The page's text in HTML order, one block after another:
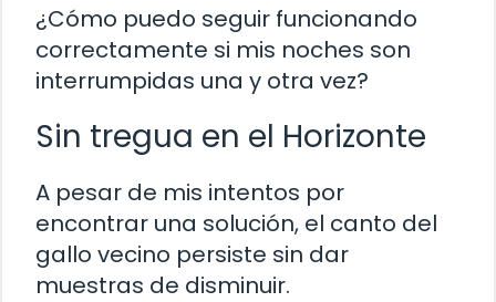
¿Cómo puedo seguir funcionando
correctamente si mis noches son
interrumpidas una y otra vez?
Sin tregua en el Horizonte
A pesar de mis intentos por
encontrar una solución, el canto del
gallo vecino persiste sin dar
muestras de disminuir.